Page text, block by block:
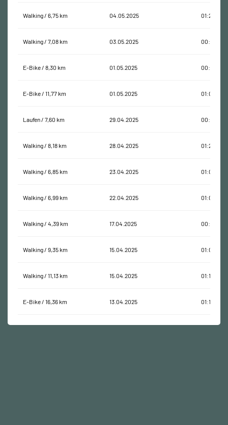
Walking / 6,75 km 04.05.2025 01:24:05
Walking / 7,08 km 03.05.2025 00:58:56
E-Bike / 8,30 km 01.05.2025 00:28:36
E-Bike / 11,77 km 01.05.2025 01:07:30
Laufen / 7,60 km 29.04.2025 00:49:33
Walking / 8,18 km 28.04.2025 01:29:12
Walking / 6,85 km 23.04.2025 01:04:19
Walking / 6,99 km 22.04.2025 01:02:13
Walking / 4,39 km 17.04.2025 00:39:01
Walking / 9,35 km 15.04.2025 01:08:12
Walking / 11,13 km 15.04.2025 01:16:40
E-Bike / 16,36 km 13.04.2025 01:12:40